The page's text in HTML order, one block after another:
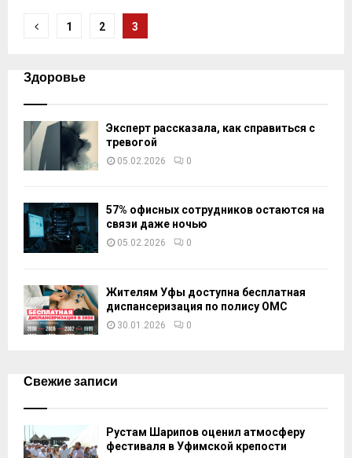
Навигация
записям
1 2 3
Здоровье
Эксперт рассказала, как справиться с
тревогой
05.02.2026 0
57% офисных сотрудников остаются на
связи даже ночью
05.02.2026 0
Жителям Уфы доступна бесплатная
диспансеризация по полису ОМС
30.01.2026 0
Свежие записи
Рустам Шарипов оценил атмосферу
фестиваля в Уфимской крепости